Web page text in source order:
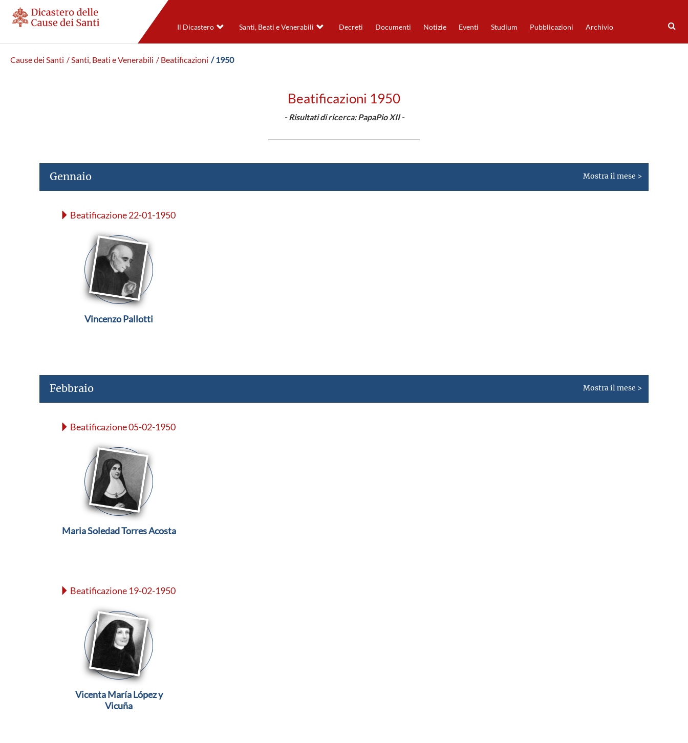
Il Dicastero Santi, Beati e Venerabili Decreti Documenti Notizie Eventi Studium Pubblicazioni Archivio
Cause dei Santi / Santi, Beati e Venerabili / Beatificazioni / 1950
Beatificazioni 1950
- Risultati di ricerca: PapaPio XII -
Gennaio Mostra il mese >
Beatificazione 22-01-1950
Vincenzo Pallotti
Febbraio Mostra il mese >
Beatificazione 05-02-1950
Maria Soledad Torres Acosta
Beatificazione 19-02-1950
Vicenta María López y
Vicuña